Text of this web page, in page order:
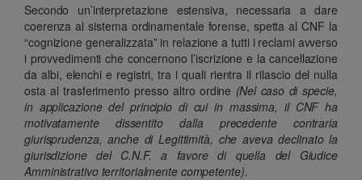
Secondo un’interpretazione estensiva, necessaria a dare
coerenza al sistema ordinamentale forense, spetta al CNF la
“cognizione generalizzata” in relazione a tutti i reclami avverso
i provvedimenti che concernono l’iscrizione e la cancellazione
da albi, elenchi e registri, tra i quali rientra il rilascio del nulla
osta al trasferimento presso altro ordine (Nel caso di specie,
in applicazione del principio di cui in massima, il CNF ha
motivatamente dissentito dalla precedente contraria
giurisprudenza, anche di Legittimità, che aveva declinato la
giurisdizione del C.N.F. a favore di quella del Giudice
Amministrativo territorialmente competente).